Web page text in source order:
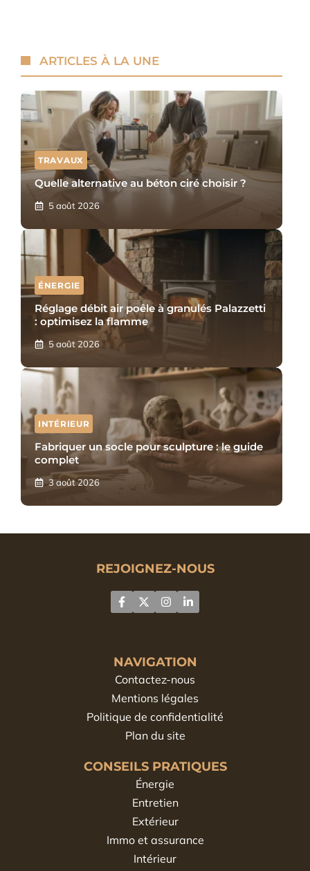
ARTICLES À LA UNE
TRAVAUX
Quelle alternative au béton ciré choisir ?
5 août 2026
ÉNERGIE
Réglage débit air poêle à granulés Palazzetti
: optimisez la flamme
5 août 2026
INTÉRIEUR
Fabriquer un socle pour sculpture : le guide
complet
3 août 2026
CONSEILS PRATIQUES
Énergie
Entretien
Extérieur
Immo et assurance
Intérieur
NAVIGATION
Contactez-nous
Mentions légales
Politique de confidentialité
Plan du site
REJOIGNEZ-NOUS